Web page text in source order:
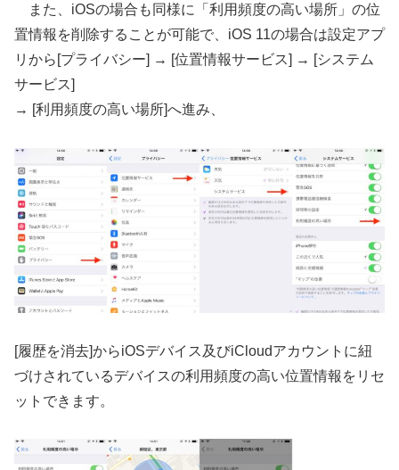
また、iOSの場合も同様に「利用頻度の高い場所」の位
置情報を削除することが可能で、iOS 11の場合は設定アプ
リから[プライバシー] → [位置情報サービス] → [システム
サービス]
→ [利用頻度の高い場所]へ進み、
[履歴を消去]からiOSデバイス及びiCloudアカウントに紐
づけされているデバイスの利用頻度の高い位置情報をリセ
ットできます。